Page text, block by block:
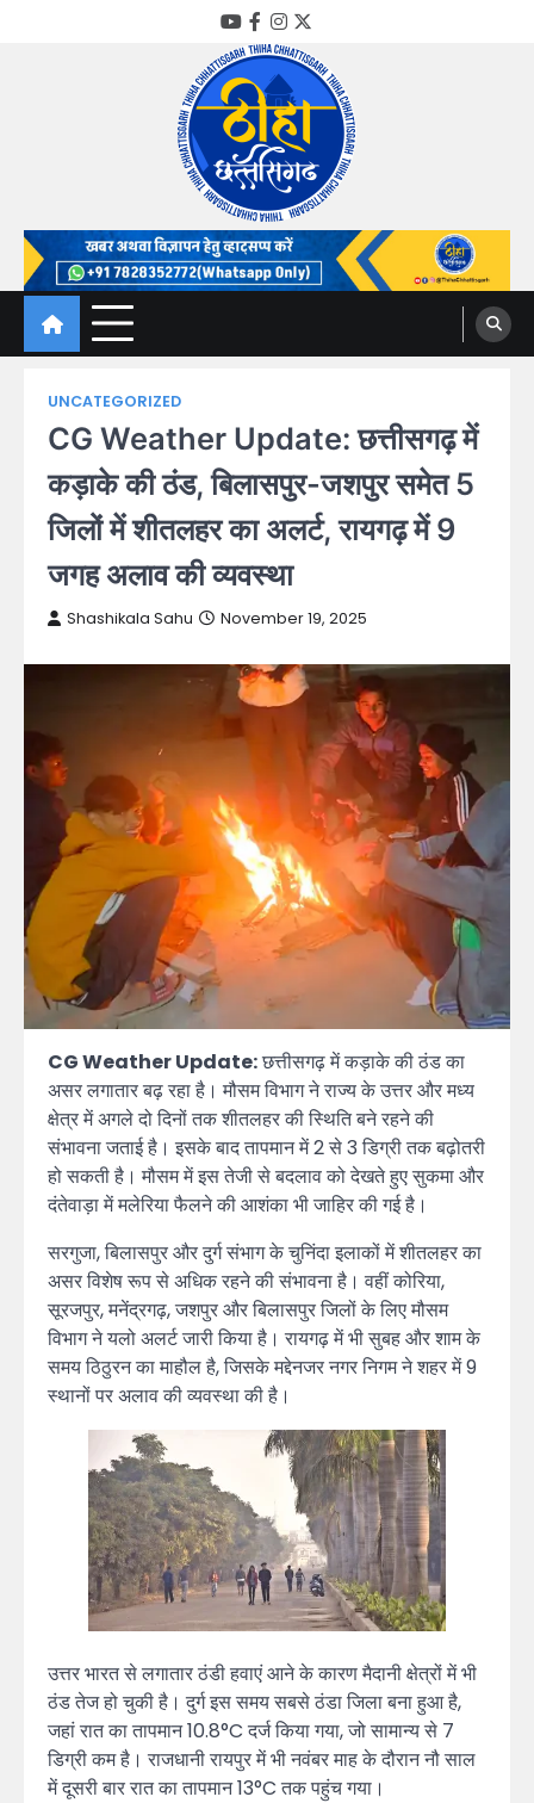
YouTube
Facebook
Instagram
Twitter
Thiha Chhattisgarh
गोठ जन-जन के
UNCATEGORIZED
CG Weather Update: छत्तीसगढ़ में
कड़ाके की ठंड, बिलासपुर-जशपुर समेत 5
जिलों में शीतलहर का अलर्ट, रायगढ़ में 9
जगह अलाव की व्यवस्था
Shashikala Sahu November 19, 2025
CG Weather Update:छत्तीसगढ़ में कड़ाके की ठंड का
असर लगातार बढ़ रहा है। मौसम विभाग ने राज्य के उत्तर और मध्य
क्षेत्र में अगले दो दिनों तक शीतलहर की स्थिति बने रहने की
संभावना जताई है। इसके बाद तापमान में 2 से 3 डिग्री तक बढ़ोतरी
हो सकती है। मौसम में इस तेजी से बदलाव को देखते हुए सुकमा और
दंतेवाड़ा में मलेरिया फैलने की आशंका भी जाहिर की गई है।
सरगुजा, बिलासपुर और दुर्ग संभाग के चुनिंदा इलाकों में शीतलहर का
असर विशेष रूप से अधिक रहने की संभावना है। वहीं कोरिया,
सूरजपुर, मनेंद्रगढ़, जशपुर और बिलासपुर जिलों के लिए मौसम
विभाग ने यलो अलर्ट जारी किया है। रायगढ़ में भी सुबह और शाम के
समय ठिठुरन का माहौल है, जिसके मद्देनजर नगर निगम ने शहर में 9
स्थानों पर अलाव की व्यवस्था की है।
उत्तर भारत से लगातार ठंडी हवाएं आने के कारण मैदानी क्षेत्रों में भी
ठंड तेज हो चुकी है। दुर्ग इस समय सबसे ठंडा जिला बना हुआ है,
जहां रात का तापमान 10.8°C दर्ज किया गया, जो सामान्य से 7
डिग्री कम है। राजधानी रायपुर में भी नवंबर माह के दौरान नौ साल
में दूसरी बार रात का तापमान 13°C तक पहुंच गया।